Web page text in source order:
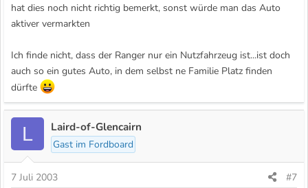
hat dies noch nicht richtig bemerkt, sonst würde man das Auto
aktiver vermarkten
Ich finde nicht, dass der Ranger nur ein Nutzfahrzeug ist...ist doch
auch so ein gutes Auto, in dem selbst ne Familie Platz finden
dürfte
L Laird-of-Glencairn
Gast im Fordboard
7 Juli 2003
#7